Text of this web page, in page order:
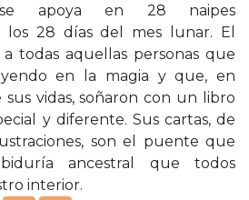
apoya en 28 naipes
los 28 días del mes lunar. El
todas aquellas personas que
en la magia y que, en
vidas, soñaron con un libro
y diferente. Sus cartas, de
son el puente que
ancestral que todos
interior.